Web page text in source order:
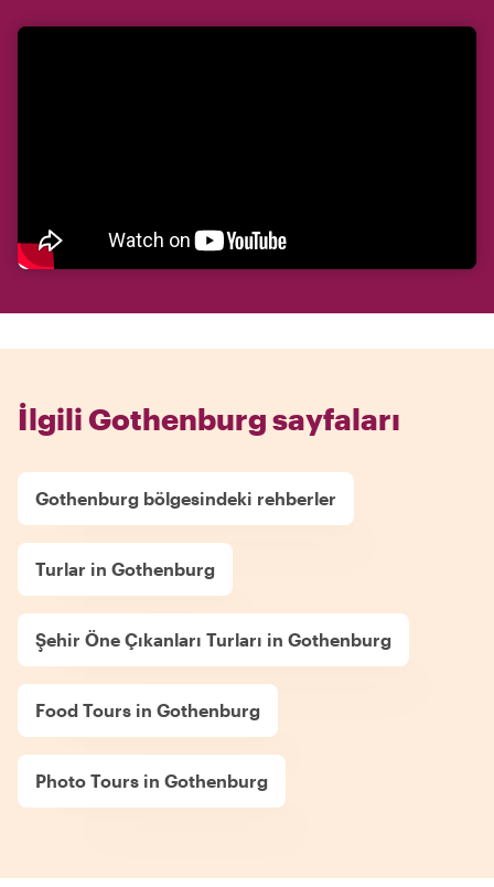
İlgili Gothenburg sayfaları
Gothenburg bölgesindeki rehberler
Turlar in Gothenburg
Şehir Öne Çıkanları Turları in Gothenburg
Food Tours in Gothenburg
Photo Tours in Gothenburg